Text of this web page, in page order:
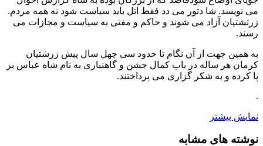
می نویسد. شا دتور می دد فقط اتل باید سیاست شود نه همه مردم.
زرتشتیان آزاد می شوند و حاکم و مفتی به سیاست و مجازات می
رسند.
به همین جهت از آن نگام تا حدود سی چهل سال پیش زرشتیان
کرمان هر ساله در باب کمال جشن و گاهنباری به نام شاه عباس بر
پا کرده و به شکر گزاری می پرداختند.
.
نمایش بیشتر
نوشته های مشابه